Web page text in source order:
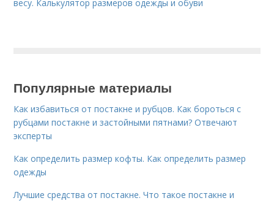
весу. Калькулятор размеров одежды и обуви
Популярные материалы
Как избавиться от постакне и рубцов. Как бороться с
рубцами постакне и застойными пятнами? Отвечают
эксперты
Как определить размер кофты. Как определить размер
одежды
Лучшие средства от постакне. Что такое постакне и